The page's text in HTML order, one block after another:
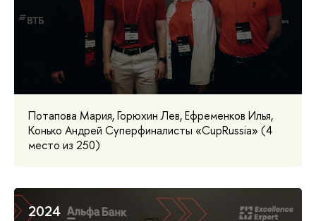
Потапова Мария, Горюхин Лев, Ефременков Илья,
Конько Андрей Суперфиналисты «CupRussia» (4
место из 250)
2024